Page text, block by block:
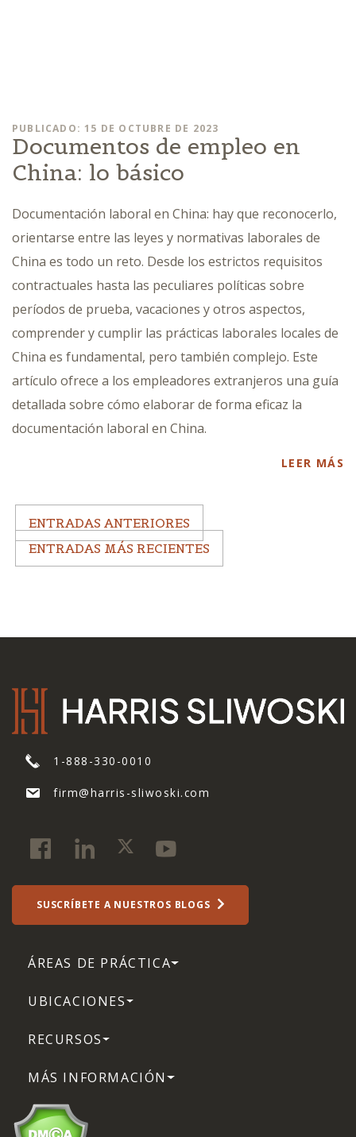
PUBLICADO: 15 DE OCTUBRE DE 2023
Documentos de empleo en
China: lo básico
Documentación laboral en China: hay que reconocerlo,
orientarse entre las leyes y normativas laborales de
China es todo un reto. Desde los estrictos requisitos
contractuales hasta las peculiares políticas sobre
períodos de prueba, vacaciones y otros aspectos,
comprender y cumplir las prácticas laborales locales de
China es fundamental, pero también complejo. Este
artículo ofrece a los empleadores extranjeros una guía
detallada sobre cómo elaborar de forma eficaz la
documentación laboral en China.
LEER MÁS
ENTRADAS ANTERIORES
ENTRADAS MÁS RECIENTES
1-888-330-0010
firm@harris-sliwoski.com
SUSCRÍBETE A NUESTROS BLOGS
ÁREAS DE PRÁCTICA
UBICACIONES
RECURSOS
MÁS INFORMACIÓN